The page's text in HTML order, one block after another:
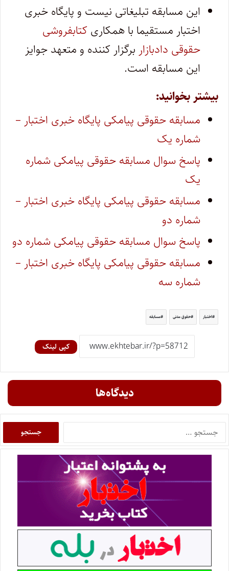
این مسابقه تبلیغاتی نیست و پایگاه خبری
اختبار مستقیما با همکاری کتابفروشی
حقوقی دادبازار برگزار کننده و متعهد جوایز
این مسابقه است.
بیشتر بخوانید:
مسابقه حقوقی پیامکی پایگاه خبری اختبار –
شماره یک
پاسخ سوال مسابقه حقوقی پیامکی شماره
یک
مسابقه حقوقی پیامکی پایگاه خبری اختبار –
شماره دو
پاسخ سوال مسابقه حقوقی پیامکی شماره دو
مسابقه حقوقی پیامکی پایگاه خبری اختبار –
شماره سه
اختبار حقوق مدنی مسابقه
کپی لینک
دیدگاه‌ها